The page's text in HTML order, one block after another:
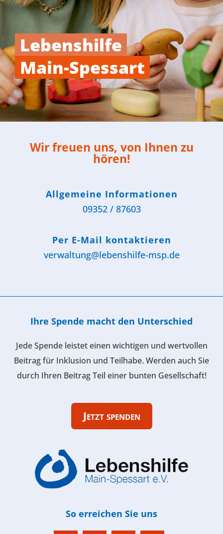
Lebenshilfe
Main-Spessart
Wir freuen uns, von Ihnen zu
hören!
Allgemeine Informationen
09352 / 87603
Per E-Mail kontaktieren
verwaltung@lebenshilfe-msp.de
Ihre Spende macht den Unterschied
Jede Spende leistet einen wichtigen und wertvollen
Beitrag für Inklusion und Teilhabe. Werden auch Sie
durch Ihren Beitrag Teil einer bunten Gesellschaft!
Jetzt spenden
So erreichen Sie uns